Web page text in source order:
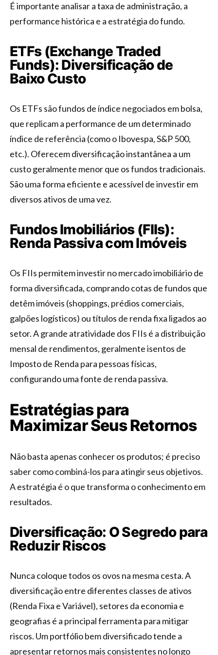
É importante analisar a taxa de administração, a
performance histórica e a estratégia do fundo.
ETFs (Exchange Traded
Funds): Diversificação de
Baixo Custo
Os ETFs são fundos de índice negociados em bolsa,
que replicam a performance de um determinado
índice de referência (como o Ibovespa, S&P 500,
etc.). Oferecem diversificação instantânea a um
custo geralmente menor que os fundos tradicionais.
São uma forma eficiente e acessível de investir em
diversos ativos de uma vez.
Fundos Imobiliários (FIIs):
Renda Passiva com Imóveis
Os FIIs permitem investir no mercado imobiliário de
forma diversificada, comprando cotas de fundos que
detêm imóveis (shoppings, prédios comerciais,
galpões logísticos) ou títulos de renda fixa ligados ao
setor. A grande atratividade dos FIIs é a distribuição
mensal de rendimentos, geralmente isentos de
Imposto de Renda para pessoas físicas,
configurando uma fonte de renda passiva.
Estratégias para
Maximizar Seus Retornos
Não basta apenas conhecer os produtos; é preciso
saber como combiná-los para atingir seus objetivos.
A estratégia é o que transforma o conhecimento em
resultados.
Diversificação: O Segredo para
Reduzir Riscos
Nunca coloque todos os ovos na mesma cesta. A
diversificação entre diferentes classes de ativos
(Renda Fixa e Variável), setores da economia e
geografias é a principal ferramenta para mitigar
riscos. Um portfólio bem diversificado tende a
apresentar retornos mais consistentes no longo